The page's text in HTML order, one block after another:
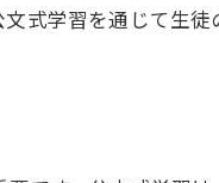
は
式学習を通じて生